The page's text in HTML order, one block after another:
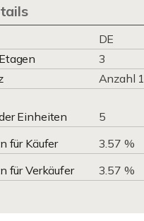
DE
3
Anzahl 1
Einheiten 5
für Käufer
3.57 %
für Verkäufer
3.57 %